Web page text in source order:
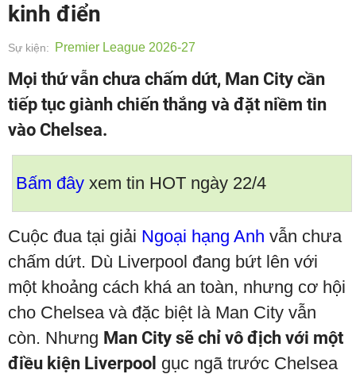
kinh điển
Sự kiện: Premier League 2026-27
Mọi thứ vẫn chưa chấm dứt, Man City cần
tiếp tục giành chiến thắng và đặt niềm tin
vào Chelsea.
Bấm đây xem tin HOT ngày 22/4
Cuộc đua tại giải Ngoại hạng Anh vẫn chưa
chấm dứt. Dù Liverpool đang bứt lên với
một khoảng cách khá an toàn, nhưng cơ hội
cho Chelsea và đặc biệt là Man City vẫn
còn. Nhưng Man City sẽ chỉ vô địch với một
điều kiện Liverpool gục ngã trước Chelsea